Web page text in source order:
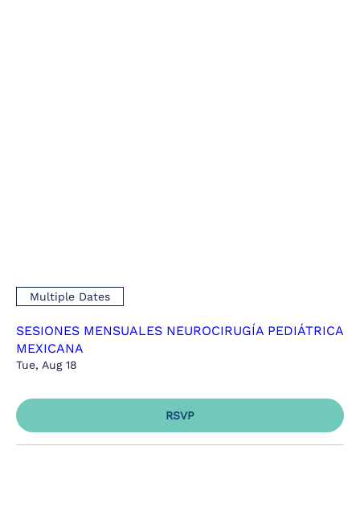
Multiple Dates
SESIONES MENSUALES NEUROCIRUGÍA PEDIÁTRICA
MEXICANA
Tue, Aug 18
RSVP